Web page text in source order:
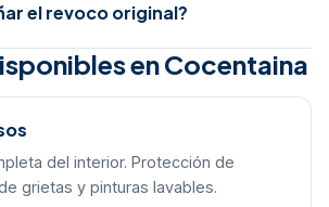
el revoco original?
en Cocentaina
del interior. Protección de
grietas y pinturas lavables.